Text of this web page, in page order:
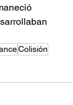
Colisión